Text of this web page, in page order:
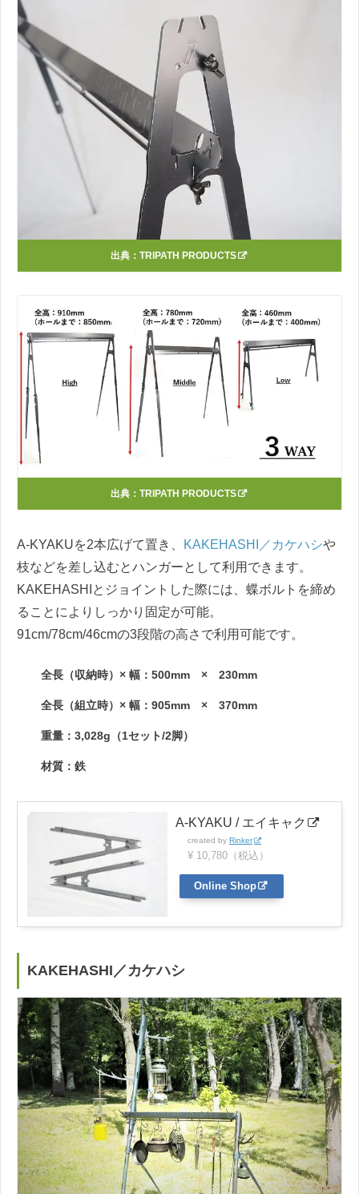
出典： TRIPATH PRODUCTS
出典： TRIPATH PRODUCTS
A-KYAKUを2本広げて置き、 KAKEHASHI／カケハシや
枝などを差し込むとハンガーとして利用できます。
KAKEHASHIとジョイントした際には、蝶ボルトを締め
ることによりしっかり固定が可能。
91cm/78cm/46cmの3段階の高さで利用可能です。
全長（収納時）× 幅：500mm × 230mm
全長（組立時）× 幅：905mm × 370mm
重量：3,028g（1セット/2脚）
材質：鉄
A-KYAKU / エイキャク
created by Rinker
¥ 10,780（税込）
Online Shop
KAKEHASHI／カケハシ